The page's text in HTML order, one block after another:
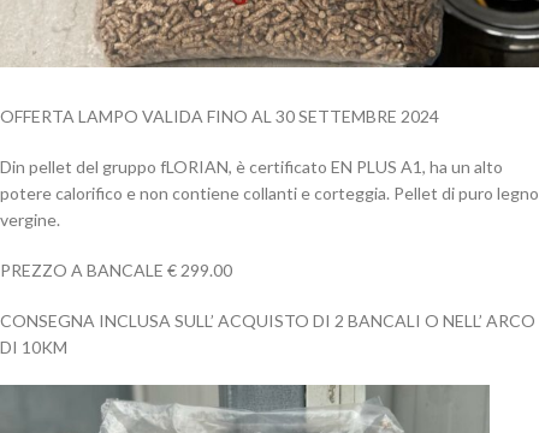
OFFERTA LAMPO VALIDA FINO AL 30 SETTEMBRE 2024
Din pellet del gruppo fLORIAN, è certificato EN PLUS A1, ha un alto
potere calorifico e non contiene collanti e corteggia. Pellet di puro legno
vergine.
PREZZO A BANCALE € 299.00
CONSEGNA INCLUSA SULL’ ACQUISTO DI 2 BANCALI O NELL’ ARCO
DI 10KM